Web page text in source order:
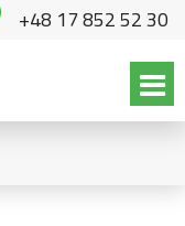
+48 17 852 52 30